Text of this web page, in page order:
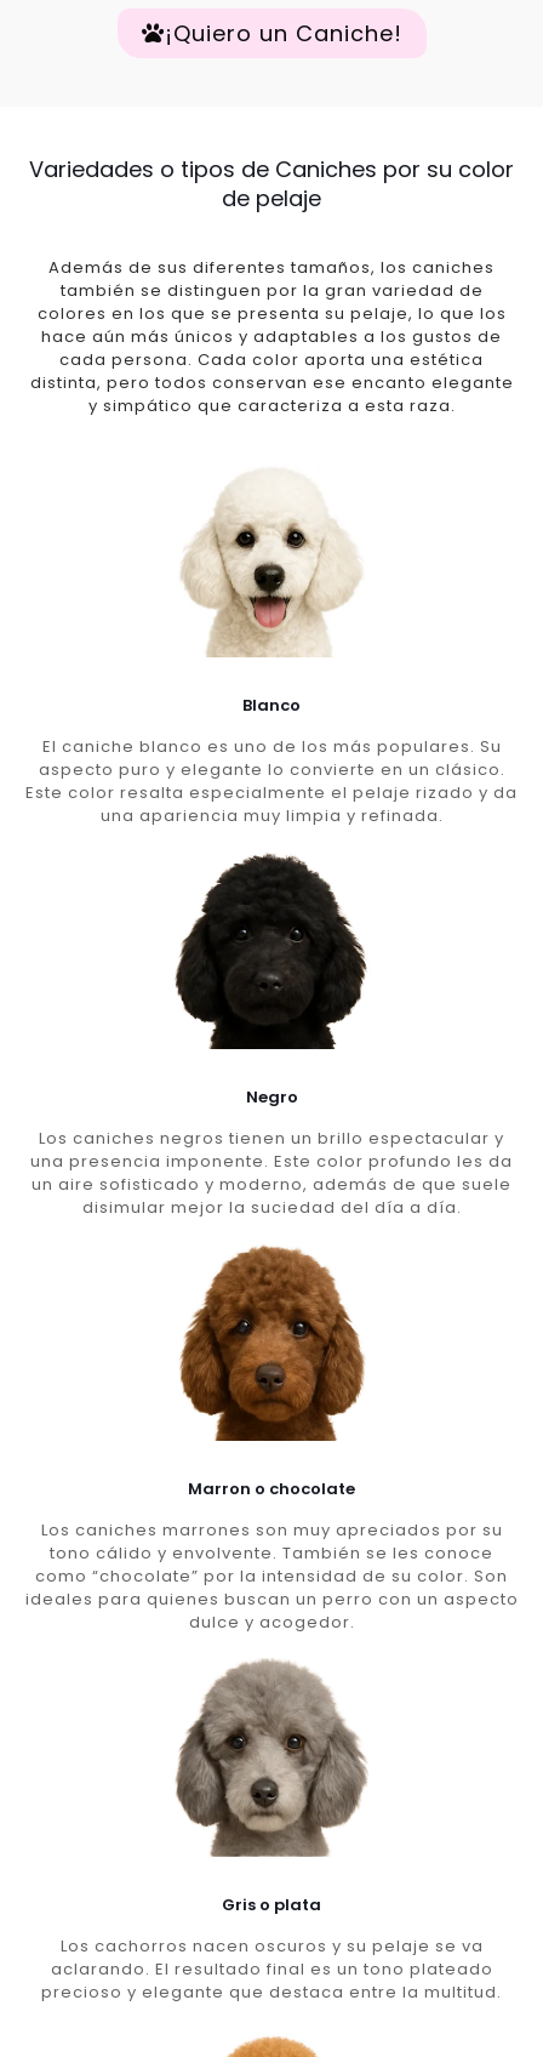
¡Quiero un Caniche!
Variedades o tipos de Caniches por su color
de pelaje
Además de sus diferentes tamaños, los caniches
también se distinguen por la gran variedad de
colores en los que se presenta su pelaje, lo que los
hace aún más únicos y adaptables a los gustos de
cada persona. Cada color aporta una estética
distinta, pero todos conservan ese encanto elegante
y simpático que caracteriza a esta raza.
Blanco
El caniche blanco es uno de los más populares. Su
aspecto puro y elegante lo convierte en un clásico.
Este color resalta especialmente el pelaje rizado y da
una apariencia muy limpia y refinada.
Negro
Los caniches negros tienen un brillo espectacular y
una presencia imponente. Este color profundo les da
un aire sofisticado y moderno, además de que suele
disimular mejor la suciedad del día a día.
Marron o chocolate
Los caniches marrones son muy apreciados por su
tono cálido y envolvente. También se les conoce
como “chocolate” por la intensidad de su color. Son
ideales para quienes buscan un perro con un aspecto
dulce y acogedor.
Gris o plata
Los cachorros nacen oscuros y su pelaje se va
aclarando. El resultado final es un tono plateado
precioso y elegante que destaca entre la multitud.